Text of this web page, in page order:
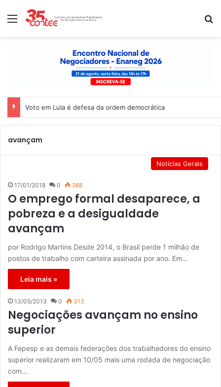
Menu
Voto em Lula é defesa da ordem democrática
avançam
Notícias Gerais
17/01/2018 0 288
O emprego formal desaparece, a
pobreza e a desigualdade
avançam
por Rodrigo Martins Desde 2014, o Brasil perde 1 milhão de
postos de trabalho com carteira assinada por ano. Em…
Leia mais »
13/05/2013 0 313
Negociações avançam no ensino
superior
A Fepesp e as demais federações dos trabalhadores do ensino
superior realizaram em 10/05 mais uma rodada de negociação
com…